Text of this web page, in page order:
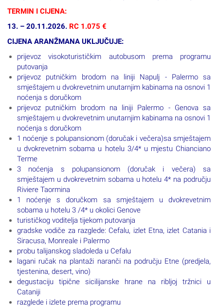
prijevoz visokoturističkim autobusom prema programu
putovanja
prijevoz putničkim brodom na liniji Napulj - Palermo sa
smještajem u dvokrevetnim unutarnjim kabinama na osnovi 1
noćenja s doručkom
prijevoz putničkim brodom na liniji Palermo - Genova sa
smještajem u dvokrevetnim unutarnjim kabinama na osnovi 1
noćenja s doručkom
1 noćenje s polupansionom (doručak i večera)sa smještajem
u dvokrevetnim sobama u hotelu 3/4* u mjestu Chianciano
Terme
3 noćenja s polupansionom (doručak i večera) sa
smještajem u dvokrevetnim sobama u hotelu 4* na području
Riviere Taormina
1 noćenje s doručkom sa smještajem u dvokrevetnim
sobama u hotelu 3 /4* u okolici Genove
turističkog voditelja tijekom putovanja
gradske vodiče za razglede: Cefalu, izlet Etna, izlet Catania i
Siracusa, Monreale i Palermo
probu talijanskog sladoleda u Cefalu
lagani ručak na plantaži naranči na području Etne (predjela,
tjestenina, desert, vino)
degustaciju tipične sicilijanske hrane na ribljoj tržnici u
Cataniji